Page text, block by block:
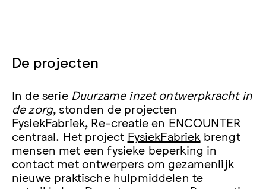
De projecten
In de serie Duurzame inzet ontwerpkracht in
de zorg, stonden de projecten
FysiekFabriek, Re-creatie en ENCOUNTER
centraal. Het project FysiekFabriek brengt
mensen met een fysieke beperking in
contact met ontwerpers om gezamenlijk
nieuwe praktische hulpmiddelen te